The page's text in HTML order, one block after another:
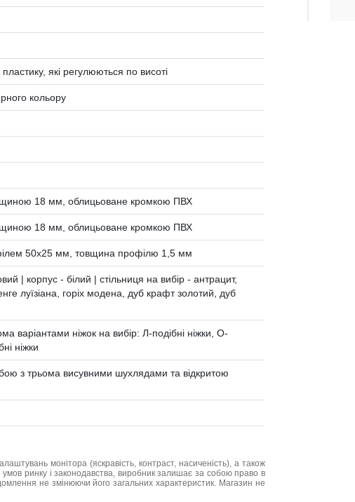
які регулюються по висоті
кольору
18 мм, облицьоване кромкою ПВХ
18 мм, облицьоване кромкою ПВХ
50х25 мм, товщина профілю 1,5 мм
| корпус - білий | стільниця на вибір - антрацит,
луїзіана, горіх модена, дуб крафт золотий, дуб
варіантами ніжок на вибір: Л-подібні ніжки, О-
ніжки
з трьома висувними шухлядами та відкритою
монітора (яскравість, контраст, насиченість), а також
умов ринку і законодавства, виробник залишає за собою право в
не змінюючи його загальних характеристик. Магазин не